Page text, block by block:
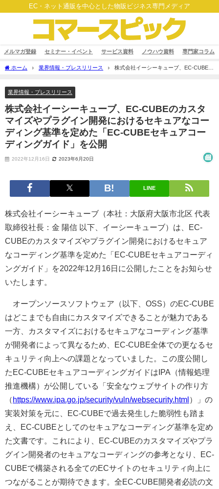
EC・ネット通販を中心とした物販ビジネス専門メディア
メルマガ登録 セミナー・イベント サービス資料 ノウハウ資料 専門家コラム
ホーム 業界情報・プレスリリース
株式会社イーシーキューブ、EC-CUBEの
業界情報・プレスリリース
株式会社イーシーキューブ、EC-CUBEのカスタ
マイズやプラグイン開発におけるセキュアなコー
ディング基準を定めた「EC-CUBEセキュアコー
ディングガイド」を公開
2022年12月16日 2023年6月20日
LINE
株式会社イーシーキューブ（本社：大阪府大阪市北区 代表
取締役社長：金 陽信 以下、イーシーキューブ）は、EC-
CUBEのカスタマイズやプラグイン開発におけるセキュア
なコーディング基準を定めた「EC-CUBEセキュアコーディ
ングガイド」を2022年12月16日に公開したことをお知らせ
いたします。
オープンソースソフトウェア（以下、OSS）のEC-CUBE
はどこまでも自由にカスタマイズできることが魅力である
一方、カスタマイズにおけるセキュアなコーディング基準
が開発者によって異なるため、EC-CUBE全体での更なるセ
キュリティ向上への課題となっていました。この度公開し
たEC-CUBEセキュアコーディングガイドはIPA（情報処理
推進機構）が公開している「安全なウェブサイトの作り方
（ https://www.ipa.go.jp/security/vuln/websecurity.html ）」の
実装対策を元に、EC-CUBEで過去発生した脆弱性も踏ま
え、EC-CUBEとしてのセキュアなコーディング基準を定め
た文書です。これにより、EC-CUBEのカスタマイズやプラ
グイン開発者のセキュアなコーディングの参考となり、EC-
CUBEで構築される全てのECサイトのセキュリティ向上に
つながることが期待できます。全EC-CUBE開発者必読の文